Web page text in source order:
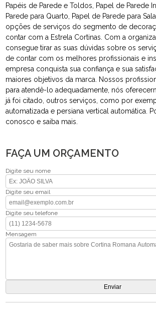
Papéis de Parede e Toldos, Papel de Parede
Parede para Quarto, Papel de Parede para
opções de serviços do segmento de
contar com a Estrela Cortinas. Com a
consegue tirar as suas dúvidas sobre os
de contar com os melhores profissionais e
empresa conquista sua confiança e sua
maiores objetivos da marca. Nossos
para atendê-lo adequadamente, nós
já foi citado, outros serviços, como por
automatizada e persiana vertical automática.
conosco e saiba mais.
FAÇA UM ORÇAMENTO
Digite seu nome
Digite seu email
Digite seu telefone
Mensagem